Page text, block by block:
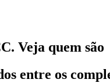
Veja quem são
entre os